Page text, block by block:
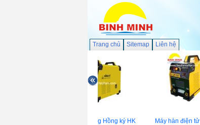
Trang chủ Sitemap Liên hệ
Máy hàn Mig Hồng ký HK
Máy hàn điện tử